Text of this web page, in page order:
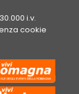
i.v.
cookie